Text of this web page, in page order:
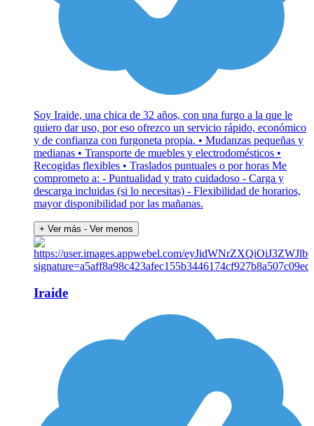
Soy Iraide, una chica de 32 años, con una furgo a la que le
quiero dar uso, por eso ofrezco un servicio rápido, económico
y de confianza con furgoneta propia. • Mudanzas pequeñas y
medianas • Transporte de muebles y electrodomésticos •
Recogidas flexibles • Traslados puntuales o por horas Me
comprometo a: - Puntualidad y trato cuidadoso - Carga y
descarga incluidas (si lo necesitas) - Flexibilidad de horarios,
mayor disponibilidad por las mañanas.
+ Ver más - Ver menos
Iraide